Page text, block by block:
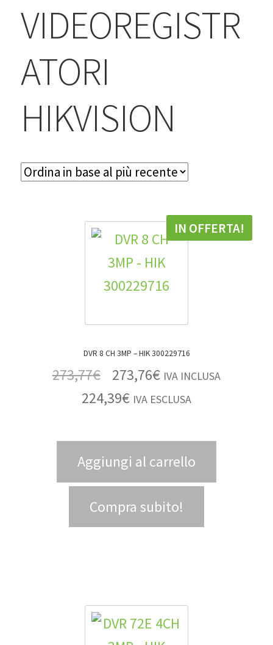
Contatti & Assistenza
Accedi/Registrati
VIDEOREGISTR
ATORI
HIKVISION
DVR 8 CH 3MP – HIK 300229716
IN OFFERTA!
273,77€ 273,76€ IVA INCLUSA
224,39€ IVA ESCLUSA
Aggiungi al carrello
Compra subito!